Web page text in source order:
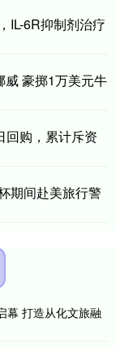
IL-6R抑制剂治疗
威 豪掷1万美元牛
回购，累计斥资
期间赴美旅行警
幕 打造从化文旅融